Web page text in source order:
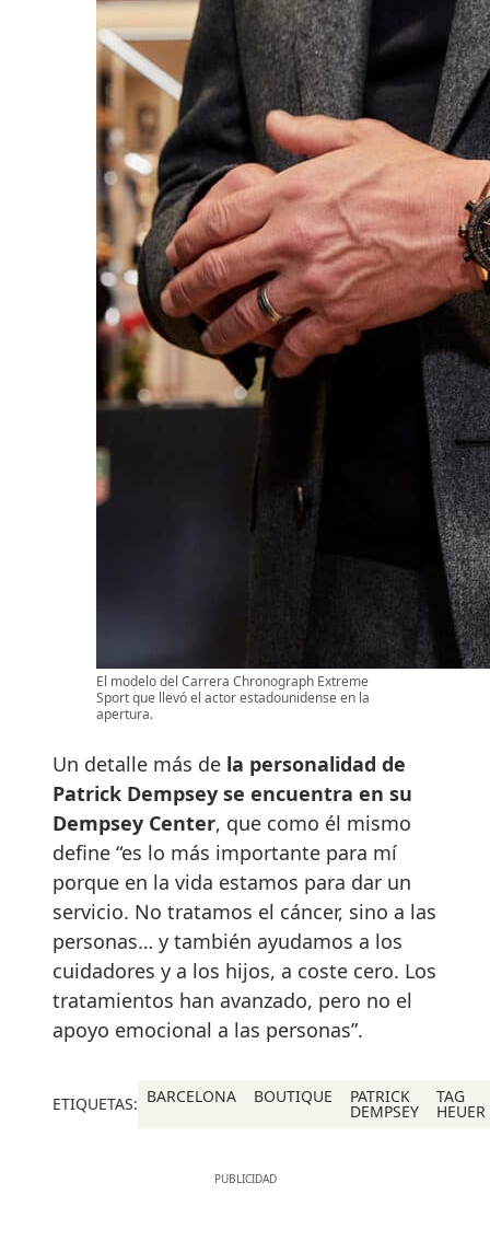
El modelo del Carrera Chronograph Extreme
Sport que llevó el actor estadounidense en la
apertura.
Un detalle más de la personalidad de
Patrick Dempsey se encuentra en su
Dempsey Center, que como él mismo
define “es lo más importante para mí
porque en la vida estamos para dar un
servicio. No tratamos el cáncer, sino a las
personas… y también ayudamos a los
cuidadores y a los hijos, a coste cero. Los
tratamientos han avanzado, pero no el
apoyo emocional a las personas”.
ETIQUETAS: BARCELONA BOUTIQUE PATRICK
DEMPSEY
TAG
HEUER